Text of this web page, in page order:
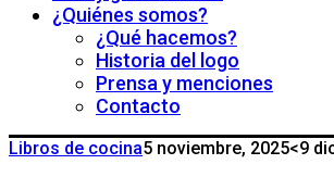
¿Quiénes somos?
¿Qué hacemos?
Historia del logo
Prensa y menciones
Contacto
Libros de cocina5 noviembre, 2025<9